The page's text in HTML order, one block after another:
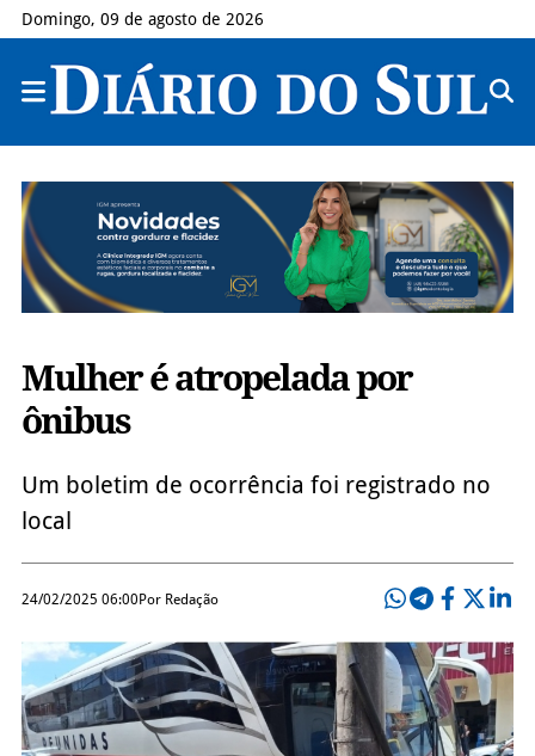
Domingo, 09 de agosto de 2026
Mulher é atropelada por
ônibus
Um boletim de ocorrência foi registrado no
local
24/02/2025 06:00Por Redação